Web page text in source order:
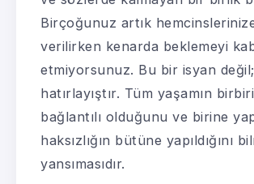
Birçoğunuz artık
verilirken kenarda beklemeyi
etmiyorsunuz. Bu bir isyan
hatırlayıştır. Tüm yaşamın
bağlantılı olduğunu ve birine
haksızlığın bütüne yapıldığını
yansımasıdır.